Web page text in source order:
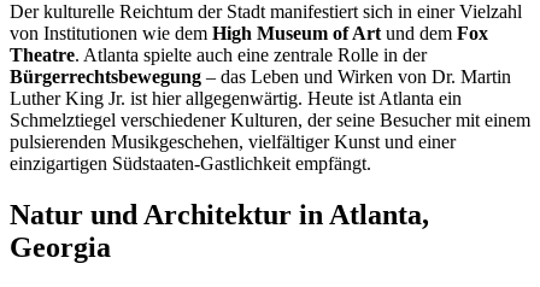
Der kulturelle Reichtum der Stadt manifestiert sich in einer Vielzahl
von Institutionen wie dem High Museum of Art und dem Fox
Theatre. Atlanta spielte auch eine zentrale Rolle in der
Bürgerrechtsbewegung – das Leben und Wirken von Dr. Martin
Luther King Jr. ist hier allgegenwärtig. Heute ist Atlanta ein
Schmelztiegel verschiedener Kulturen, der seine Besucher mit einem
pulsierenden Musikgeschehen, vielfältiger Kunst und einer
einzigartigen Südstaaten-Gastlichkeit empfängt.
Natur und Architektur in Atlanta,
Georgia